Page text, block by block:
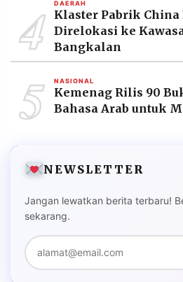
4 DAERAH
Klaster Pabrik China
Direlokasi ke
Bangkalan
5 NASIONAL
Kemenag Rilis 90
Bahasa Arab untuk
NEWSLETTER
Jangan lewatkan berita terbaru!
sekarang.